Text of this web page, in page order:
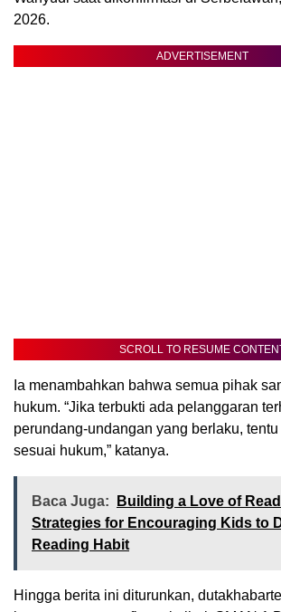
2026.
ADVERTISEMENT
SCROLL TO RESUME
Ia menambahkan bahwa semua pihak
hukum. “Jika terbukti ada pelanggaran
perundang-undangan yang berlaku,
sesuai hukum,” katanya.
Baca Juga:
Building a Love of
Strategies for Encouraging Kids to
Reading Habit
Hingga berita ini diturunkan,